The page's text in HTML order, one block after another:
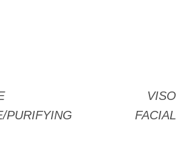
VISO
PURIFYING FACIAL